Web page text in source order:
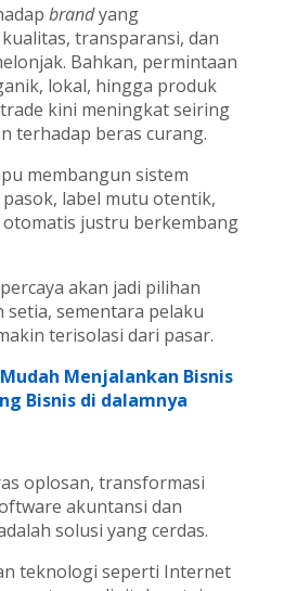
brandyang
transparansi, dan
Bahkan, permintaan
lokal, hingga produk
kini meningkat seiring
terhadap beras curang.
membangun sistem
label mutu otentik,
justru berkembang
akan jadi pilihan
setia, sementara pelaku
terisolasi dari pasar.
Menjalankan Bisnis
Bisnis di dalamnya
oplosan, transformasi
akuntansi dan
solusi yang cerdas.
teknologi seperti Internet